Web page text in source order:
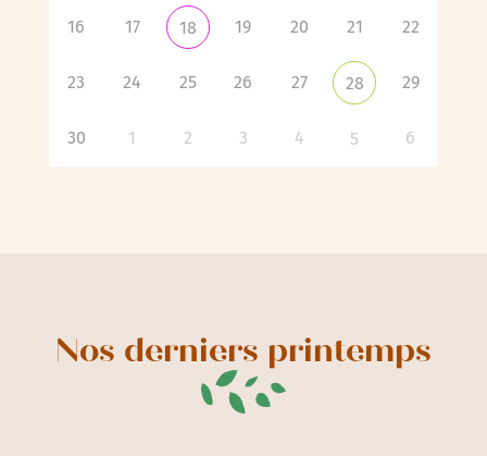
16 17 18 19 20 21 22
23 24 25 26 27 28 29
30 1 2 3 4 5 6
Nos derniers printemps